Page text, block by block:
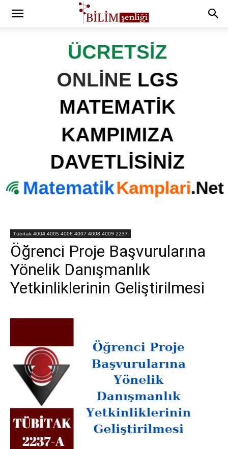
Tübitak 4004 4005 4006 4007 4008 4009 2237
Öğrenci Proje Başvurularına
Yönelik Danışmanlık
Yetkinliklerinin Geliştirilmesi